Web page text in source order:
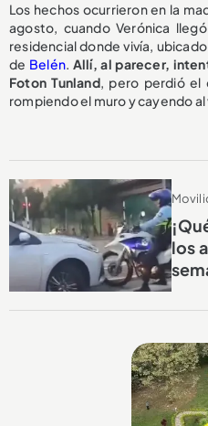
Los hechos ocurrieron en la
agosto, cuando Verónica
residencial donde vivía,
de Belén. Allí, al parecer,
Foton Tunland, pero perdió el
rompiendo el muro y cayendo al
los